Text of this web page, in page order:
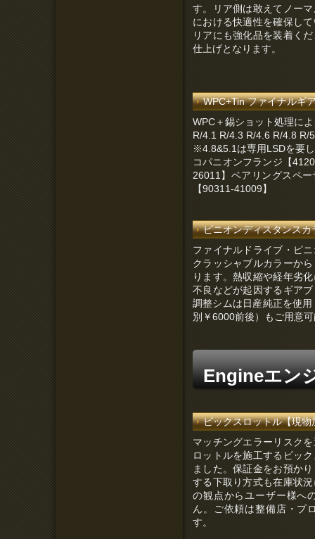
す。リア側は敢えてノー
における快適性を確保し
リアにも強化品を装着く
仕上げとなります。
WPC+Tin ファイナルギ
WPC＋錫ショット処理に
R/4.1 R/4.3 R/4.6 R/4.8 R/
※4.8&5.1は専用LSDを要
コパニオンフランジ【
26011】ベアリングスペ
【90311-41009】
ピニオンディスタンス
ファイナルドライブ・ピ
クラッシャブルカラーか
ります。熱収縮や経年劣
不良などが起因するギア
調整シムは日産純正を使
別￥6000前後）もご用意
Engineエン
ビックスロットル【現
マッチングエラーリスク
ロットルを施工するビッ
ました。保証金をお預か
する下取り方式も在庫状
の観点からユーザー様へ
ん。ご依頼は整備店・プ
す。